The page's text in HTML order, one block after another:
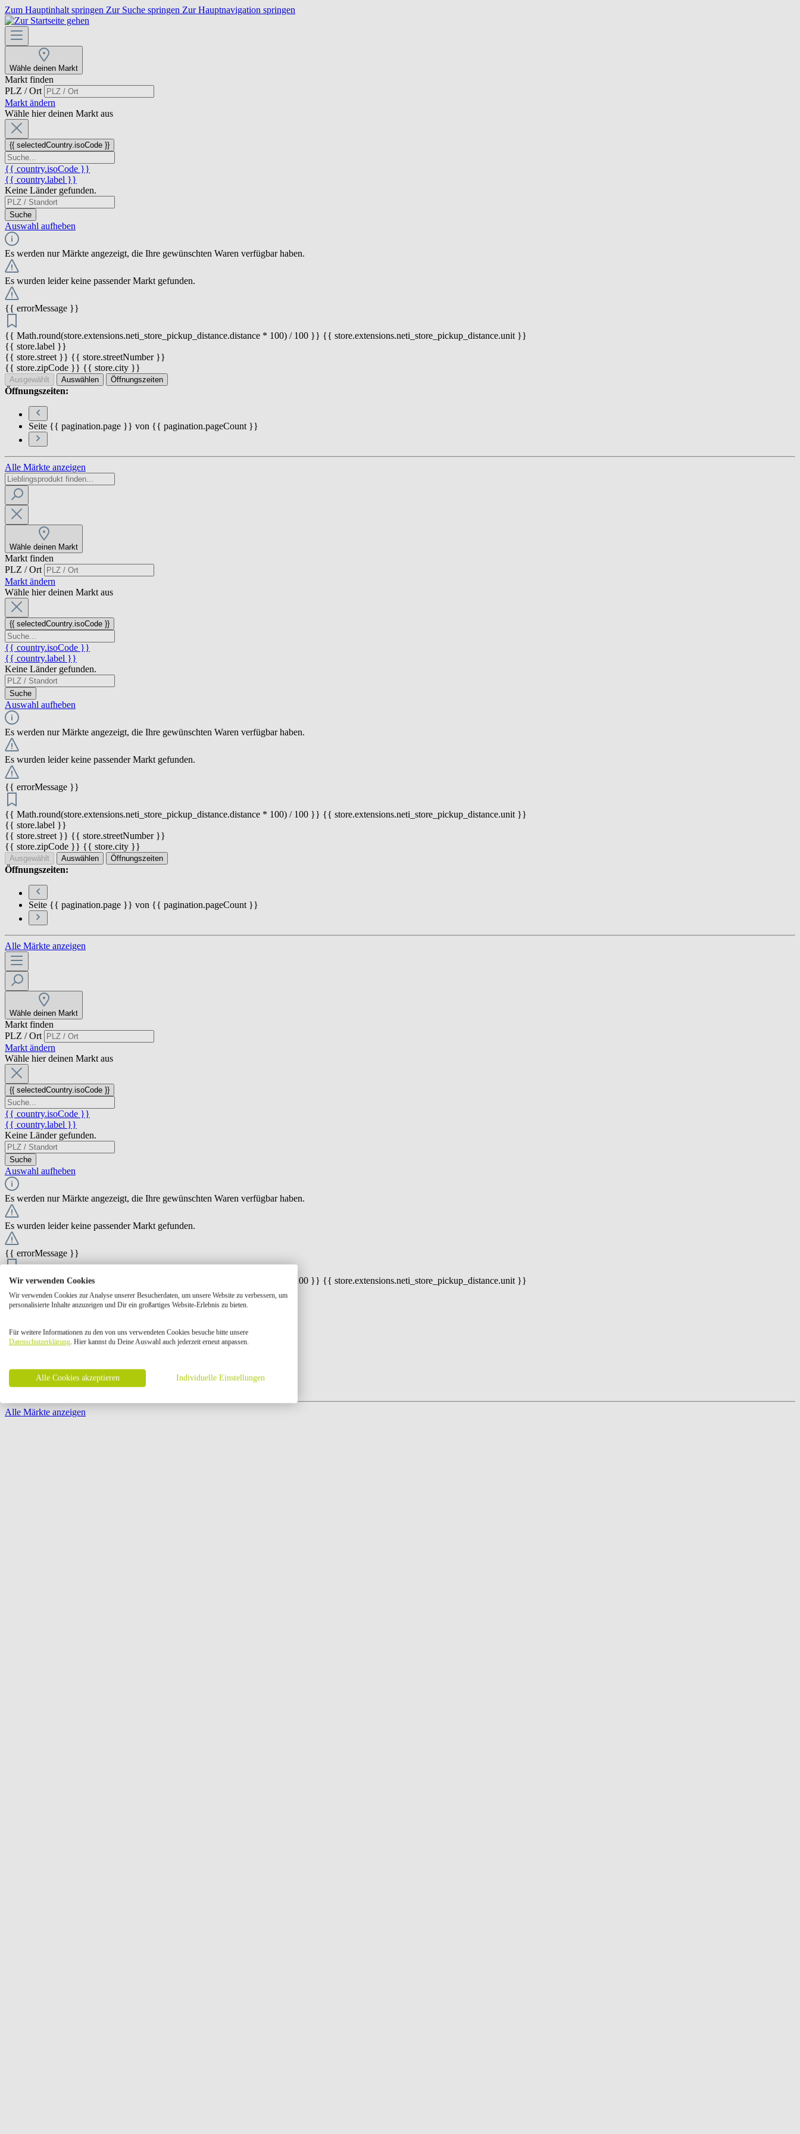
Zum Hauptinhalt springen Zur Suche springen Zur Hauptnavigation springen
Wähle deinen Markt
Markt finden
PLZ / Ort
Markt ändern
Wähle hier deinen Markt aus
{{ selectedCountry.isoCode }}
{{ country.isoCode }}
{{ country.label }}
Keine Länder gefunden.
Suche
Auswahl aufheben
Es werden nur Märkte angezeigt, die Ihre gewünschten Waren verfügbar haben.
Es wurden leider keine passender Markt gefunden.
{{ errorMessage }}
{{ Math.round(store.extensions.neti_store_pickup_distance.distance * 100) / 100 }} {{ store.extensions.neti_store_pickup_distance.unit }}
{{ store.label }}
{{ store.street }} {{ store.streetNumber }}
{{ store.zipCode }} {{ store.city }}
Ausgewählt Auswählen Öffnungszeiten
Öffnungszeiten:
Seite {{ pagination.page }} von {{ pagination.pageCount }}
Alle Märkte anzeigen
Wähle deinen Markt
Markt finden
PLZ / Ort
Markt ändern
Wähle hier deinen Markt aus
{{ selectedCountry.isoCode }}
{{ country.isoCode }}
{{ country.label }}
Keine Länder gefunden.
Suche
Auswahl aufheben
Es werden nur Märkte angezeigt, die Ihre gewünschten Waren verfügbar haben.
Es wurden leider keine passender Markt gefunden.
{{ errorMessage }}
{{ Math.round(store.extensions.neti_store_pickup_distance.distance * 100) / 100 }} {{ store.extensions.neti_store_pickup_distance.unit }}
{{ store.label }}
{{ store.street }} {{ store.streetNumber }}
{{ store.zipCode }} {{ store.city }}
Ausgewählt Auswählen Öffnungszeiten
Öffnungszeiten:
Seite {{ pagination.page }} von {{ pagination.pageCount }}
Alle Märkte anzeigen
Wähle deinen Markt
Markt finden
PLZ / Ort
Markt ändern
Wähle hier deinen Markt aus
{{ selectedCountry.isoCode }}
{{ country.isoCode }}
{{ country.label }}
Keine Länder gefunden.
Suche
Auswahl aufheben
Es werden nur Märkte angezeigt, die Ihre gewünschten Waren verfügbar haben.
Es wurden leider keine passender Markt gefunden.
{{ errorMessage }}
{{ Math.round(store.extensions.neti_store_pickup_distance.distance * 100) / 100 }} {{ store.extensions.neti_store_pickup_distance.unit }}
{{ store.label }}
{{ store.street }} {{ store.streetNumber }}
{{ store.zipCode }} {{ store.city }}
Öffnungszeiten:
Seite {{ pagination.page }} von {{ pagination.pageCount }}
Alle Märkte anzeigen
Wir verwenden Cookies
Wir verwenden Cookies zur Analyse unserer Besucherdaten, um unsere Website zu verbessern, um
personalisierte Inhalte anzuzeigen und Dir ein großartiges Website-Erlebnis zu bieten.
Für weitere Informationen zu den von uns verwendeten Cookies besuche bitte unsere
Datenschutzerklärung. Hier kannst du Deine Auswahl auch jederzeit erneut anpassen.
Alle Cookies akzeptieren Individuelle Einstellungen